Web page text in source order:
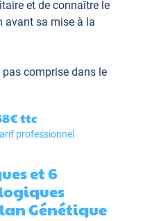
et de connaître le
avant sa mise à la
pas comprise dans le
ttc
professionnel
et 6
Génétique